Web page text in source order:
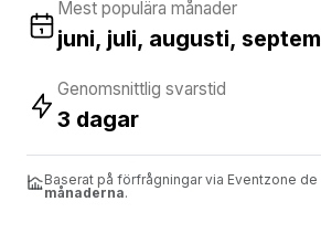
Mest populära månader
juni, juli, augusti,
Genomsnittlig svarstid
3 dagar
Baserat på förfrågningar via Eventzone
månaderna.